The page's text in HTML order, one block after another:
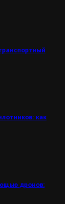
как
дронов: